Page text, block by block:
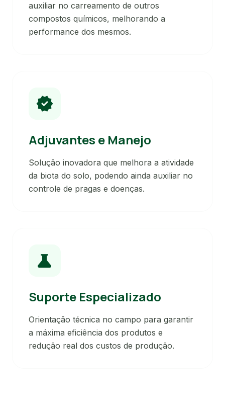
auxiliar no carreamento de outros
compostos químicos, melhorando a
performance dos mesmos.
verified
Adjuvantes e Manejo
Solução inovadora que melhora a atividade
da biota do solo, podendo ainda auxiliar no
controle de pragas e doenças.
science
Suporte Especializado
Orientação técnica no campo para garantir
a máxima eficiência dos produtos e
redução real dos custos de produção.